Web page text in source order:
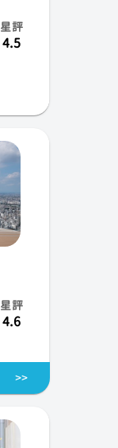
星評
4.5
星評
4.6